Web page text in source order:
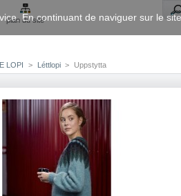
plan du site
LOPI > Léttlopi > Uppstytta
En continuant de naviguer sur le